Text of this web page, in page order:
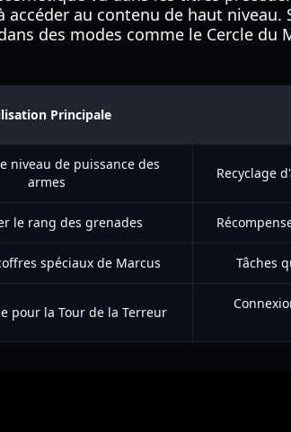
au contenu de haut niveau.
des modes comme le Cercle du
Principale
niveau de puissance des
armes
Recyclage
le rang des grenades
spéciaux de Marcus Tâches
pour la Tour de la Terreur